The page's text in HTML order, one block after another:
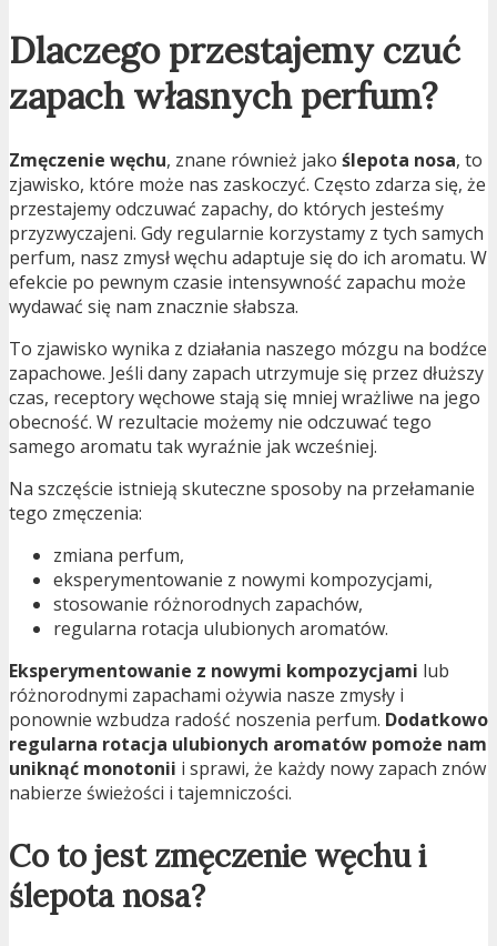
Dlaczego przestajemy czuć
zapach własnych perfum?
Zmęczenie węchu, znane również jako ślepota nosa, to
zjawisko, które może nas zaskoczyć. Często zdarza się, że
przestajemy odczuwać zapachy, do których jesteśmy
przyzwyczajeni. Gdy regularnie korzystamy z tych samych
perfum, nasz zmysł węchu adaptuje się do ich aromatu. W
efekcie po pewnym czasie intensywność zapachu może
wydawać się nam znacznie słabsza.
To zjawisko wynika z działania naszego mózgu na bodźce
zapachowe. Jeśli dany zapach utrzymuje się przez dłuższy
czas, receptory węchowe stają się mniej wrażliwe na jego
obecność. W rezultacie możemy nie odczuwać tego
samego aromatu tak wyraźnie jak wcześniej.
Na szczęście istnieją skuteczne sposoby na przełamanie
tego zmęczenia:
zmiana perfum,
eksperymentowanie z nowymi kompozycjami,
stosowanie różnorodnych zapachów,
regularna rotacja ulubionych aromatów.
Eksperymentowanie z nowymi kompozycjami lub
różnorodnymi zapachami ożywia nasze zmysły i
ponownie wzbudza radość noszenia perfum. Dodatkowo
regularna rotacja ulubionych aromatów pomoże nam
uniknąć monotonii i sprawi, że każdy nowy zapach znów
nabierze świeżości i tajemniczości.
Co to jest zmęczenie węchu i
ślepota nosa?